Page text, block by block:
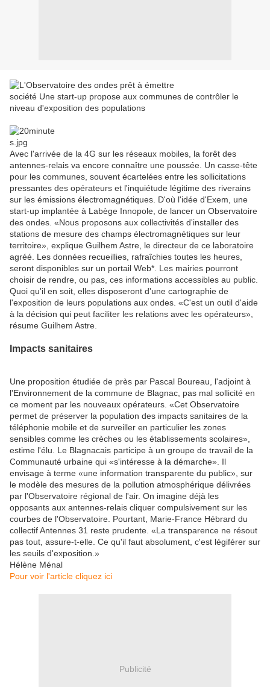
société Une start-up propose aux communes de contrôler le
niveau d'exposition des populations
Avec l'arrivée de la 4G sur les réseaux mobiles, la forêt des
antennes-relais va encore connaître une poussée. Un casse-tête
pour les communes, souvent écartelées entre les sollicitations
pressantes des opérateurs et l'inquiétude légitime des riverains
sur les émissions électromagnétiques. D'où l'idée d'Exem, une
start-up implantée à Labège Innopole, de lancer un Observatoire
des ondes. «Nous proposons aux collectivités d'installer des
stations de mesure des champs électromagnétiques sur leur
territoire», explique Guilhem Astre, le directeur de ce laboratoire
agréé. Les données recueillies, rafraîchies toutes les heures,
seront disponibles sur un portail Web*. Les mairies pourront
choisir de rendre, ou pas, ces informations accessibles au public.
Quoi qu'il en soit, elles disposeront d'une cartographie de
l'exposition de leurs populations aux ondes. «C'est un outil d'aide
à la décision qui peut faciliter les relations avec les opérateurs»,
résume Guilhem Astre.
Impacts sanitaires
Une proposition étudiée de près par Pascal Boureau, l'adjoint à
l'Environnement de la commune de Blagnac, pas mal sollicité en
ce moment par les nouveaux opérateurs. «Cet Observatoire
permet de préserver la population des impacts sanitaires de la
téléphonie mobile et de surveiller en particulier les zones
sensibles comme les crèches ou les établissements scolaires»,
estime l'élu. Le Blagnacais participe à un groupe de travail de la
Communauté urbaine qui «s'intéresse à la démarche». Il
envisage à terme «une information transparente du public», sur
le modèle des mesures de la pollution atmosphérique délivrées
par l'Observatoire régional de l'air. On imagine déjà les
opposants aux antennes-relais cliquer compulsivement sur les
courbes de l'Observatoire. Pourtant, Marie-France Hébrard du
collectif Antennes 31 reste prudente. «La transparence ne résout
pas tout, assure-t-elle. Ce qu'il faut absolument, c'est légiférer sur
les seuils d'exposition.»
Hélène Ménal
Pour voir l'article cliquez ici
Publicité